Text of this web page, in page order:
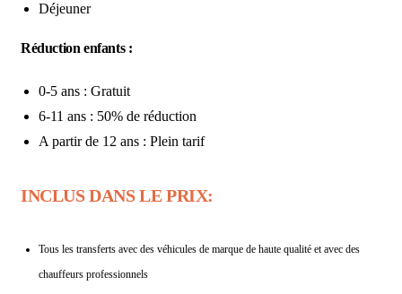
Déjeuner
Réduction enfants :
0-5 ans : Gratuit
6-11 ans : 50% de réduction
A partir de 12 ans : Plein tarif
INCLUS DANS LE PRIX:
Tous les transferts avec des véhicules de marque de haute qualité et avec des
chauffeurs professionnels